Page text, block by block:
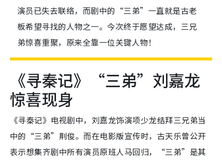
演员已失去联络，而剧中的“三弟”一直就是古老
板希望寻找的人物之一。今次终于愿望达成，三兄
弟惊喜重聚，原来全靠一位关键人物！
《寻秦记》“三弟”刘嘉龙
惊喜现身
《寻秦记》电视剧中，刘嘉龙饰演项少龙结拜三兄弟当
中的“三弟”荆俊。而在电影版宣传时，古天乐曾公开
表示想集齐剧中所有演员原班人马回归，“三弟”是其